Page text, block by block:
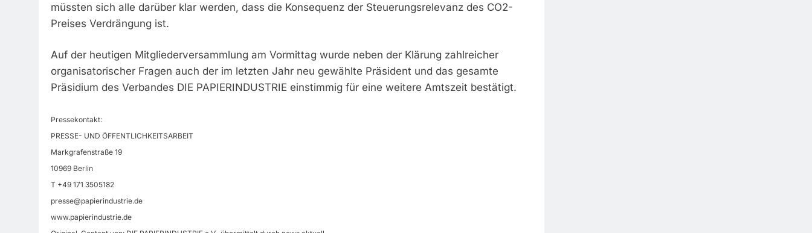
müssten sich alle darüber klar werden, dass die Konsequenz der Steuerungsrelevanz des CO2-
Preises Verdrängung ist.
Auf der heutigen Mitgliederversammlung am Vormittag wurde neben der Klärung zahlreicher
organisatorischer Fragen auch der im letzten Jahr neu gewählte Präsident und das gesamte
Präsidium des Verbandes DIE PAPIERINDUSTRIE einstimmig für eine weitere Amtszeit bestätigt.
Pressekontakt:
PRESSE- UND ÖFFENTLICHKEITSARBEIT
Markgrafenstraße 19
10969 Berlin
T +49 171 3505182
presse@papierindustrie.de
www.papierindustrie.de